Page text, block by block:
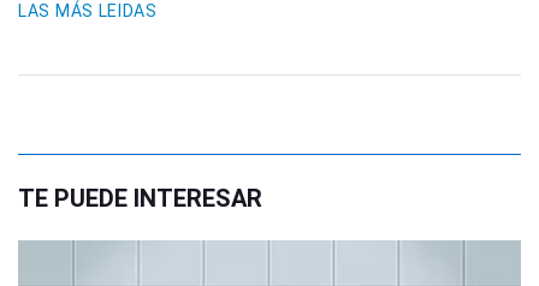
LAS MÁS LEIDAS
TE PUEDE INTERESAR